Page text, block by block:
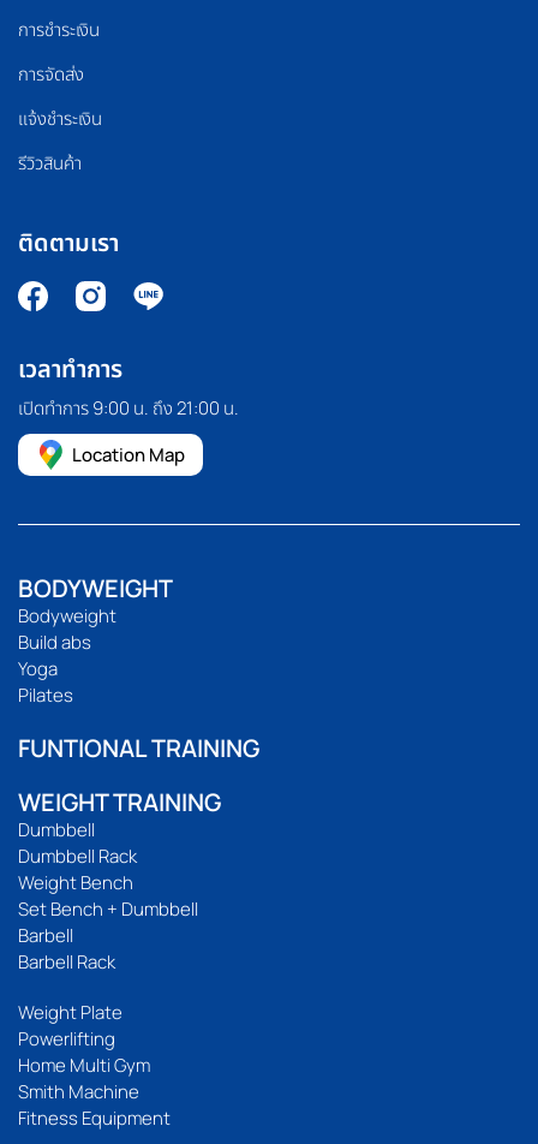
การชำระเงิน
การจัดส่ง
แจ้งชำระเงิน
รีวิวสินค้า
ติดตามเรา
เวลาทำการ
เปิดทำการ 9:00 น. ถึง 21:00 น.
Location Map
BODYWEIGHT
Bodyweight
Build abs
Yoga
Pilates
FUNTIONAL TRAINING
WEIGHT TRAINING
Dumbbell
Dumbbell Rack
Weight Bench
Set Bench + Dumbbell
Barbell
Barbell Rack
Weight Plate
Powerlifting
Home Multi Gym
Smith Machine
Fitness Equipment